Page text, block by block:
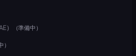
）
（準備中）
）